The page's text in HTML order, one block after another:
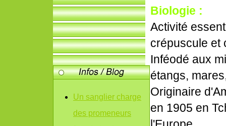
Un sanglier charge
des promeneurs
Biologie :
Activité
crépuscule et
Inféodé aux
étangs,
Originaire
en 1905 en